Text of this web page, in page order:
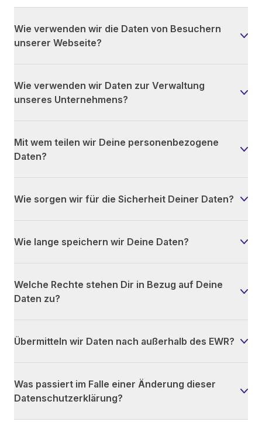
Wie verwenden wir die Daten von Besuchern
unserer Webseite?
Wie verwenden wir Daten zur Verwaltung
unseres Unternehmens?
Mit wem teilen wir Deine personenbezogene
Daten?
Wie sorgen wir für die Sicherheit Deiner Daten?
Wie lange speichern wir Deine Daten?
Welche Rechte stehen Dir in Bezug auf Deine
Daten zu?
Übermitteln wir Daten nach außerhalb des EWR?
Was passiert im Falle einer Änderung dieser
Datenschutzerklärung?